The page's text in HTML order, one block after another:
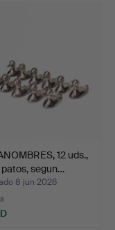
12 uds.,
segun…
8 jun 2026